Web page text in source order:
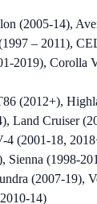
(2005-14),
– 2011),
2019), Corolla
(2012+),
Land Cruiser
4 (2001-18,
Sienna (1998-
(2007-19),
14)